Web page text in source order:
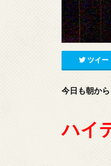
ツイー
今日も朝から
ハイ